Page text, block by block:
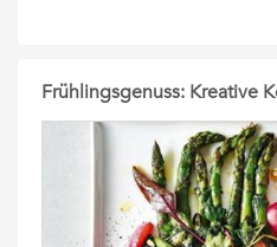
Frühlingsgenuss: Kreative